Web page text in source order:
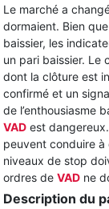
Le marché a
dormaient. Bien
baissier, les
un pari baissier. Le
dont la clôture est
confirmé et un
de l’enthousiasme
VAD est
peuvent conduire à
niveaux de stop
ordres de VAD ne
Description du